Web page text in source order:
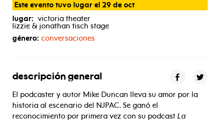
Este evento tuvo lugar el 29 de oct
lugar: victoria theater
lizzie & jonathan tisch stage
género: conversaciones
descripción general
El podcaster y autor Mike Duncan lleva su amor por la
historia al escenario del NJPAC. Se ganó el
reconocimiento por primera vez con su podcast La